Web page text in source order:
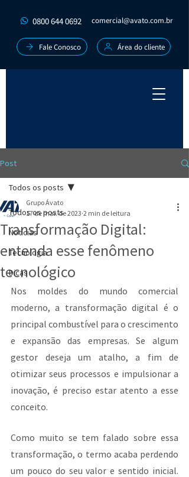
0800 644 0692 comercial@avato.com.br
Fale Conosco Área do cliente
Post
Todos os posts
Notícias
Tecnologia
Dicas
Todos os posts
Transformação Digital:
entenda esse fenômeno
tecnológico
Grupo Ávato
17 de mar. de 2023 2 min de leitura
Nos moldes do mundo comercial
moderno, a transformação digital é o
principal combustível para o crescimento
e expansão das empresas. Se algum
gestor deseja um atalho, a fim de
otimizar seus processos e impulsionar a
inovação, é preciso estar atento a esse
conceito.
Como muito se tem falado sobre essa
transformação, o termo acaba perdendo
um pouco do seu valor e sentido inicial.